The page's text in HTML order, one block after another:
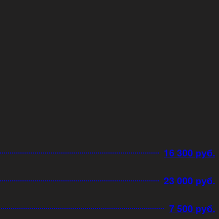
16 300 руб.
23 000 руб.
7 500 руб.